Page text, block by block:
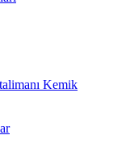
Kemik